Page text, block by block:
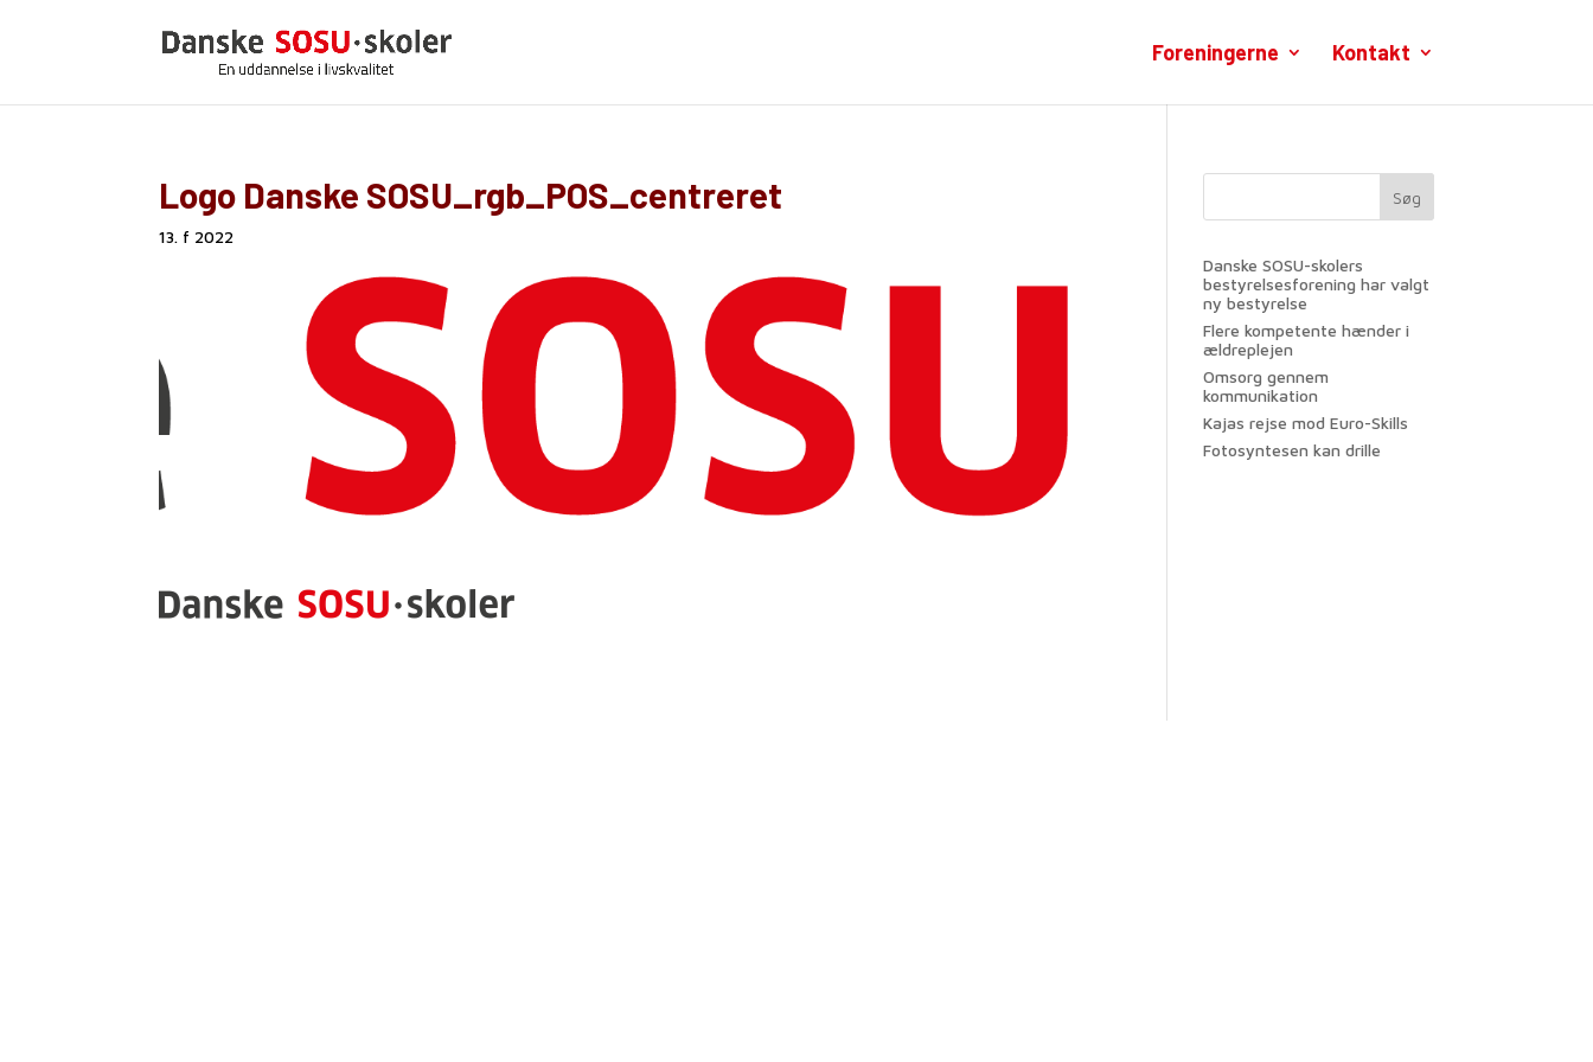
Foreningerne Kontakt
Logo Danske SOSU_rgb_POS_centreret
13. f 2022
Søg
Danske SOSU-skolers
bestyrelsesforening har valgt
ny bestyrelse
Flere kompetente hænder i
ældreplejen
Omsorg gennem
kommunikation
Kajas rejse mod Euro-Skills
Fotosyntesen kan drille